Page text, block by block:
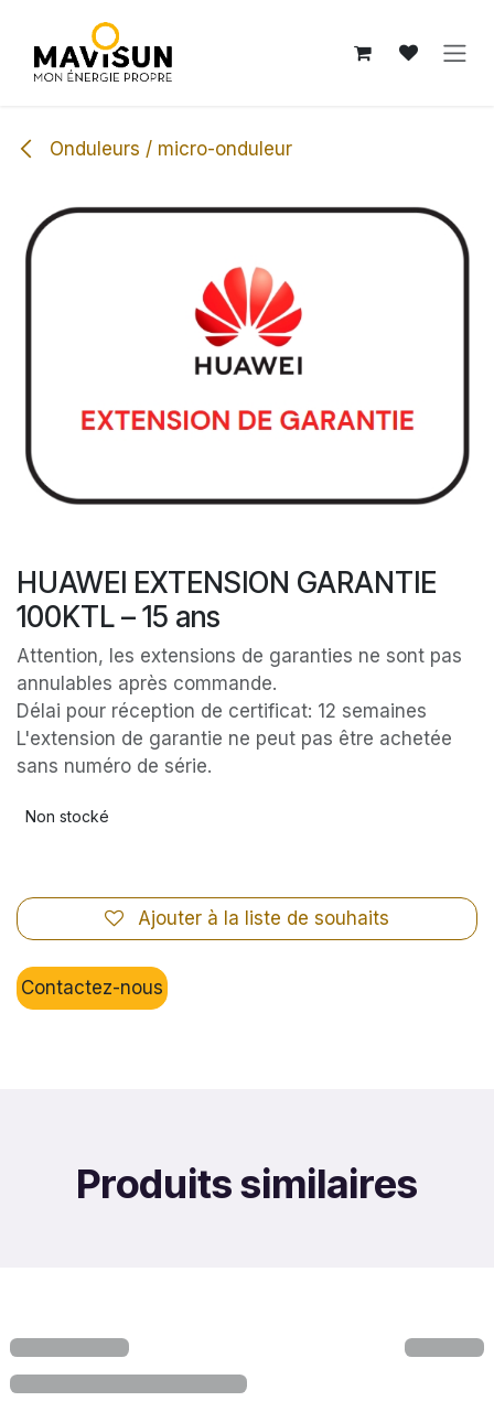
Onduleurs / micro-onduleur
HUAWEI EXTENSION GARANTIE
100KTL – 15 ans
Attention, les extensions de garanties ne sont pas
annulables après commande.
Délai pour réception de certificat: 12 semaines
L'extension de garantie ne peut pas être achetée
sans numéro de série.
Non stocké
Ajouter à la liste de souhaits
Contactez-nous
Produits similaires